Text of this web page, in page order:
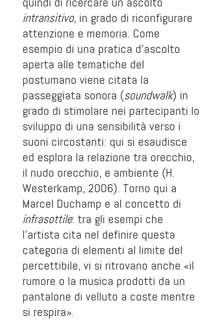
intransitivo, in grado di riconfigurare
attenzione e memoria. Come
esempio di una pratica d’ascolto
aperta alle tematiche del
postumano viene citata la
passeggiata sonora (soundwalk) in
grado di stimolare nei partecipanti lo
sviluppo di una sensibilità verso i
suoni circostanti: qui si esaudisce
ed esplora la relazione tra orecchio,
il nudo orecchio, e ambiente (H.
Westerkamp, 2006). Torno qui a
Marcel Duchamp e al concetto di
infrasottile: tra gli esempi che
l’artista cita nel definire questa
categoria di elementi al limite del
percettibile, vi si ritrovano anche «il
rumore o la musica prodotti da un
pantalone di velluto a coste mentre
si respira».